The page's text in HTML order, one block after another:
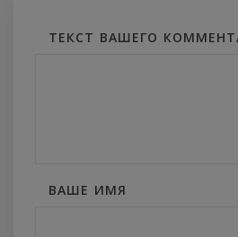
ТЕКСТ ВАШЕГО
ВАШЕ ИМЯ